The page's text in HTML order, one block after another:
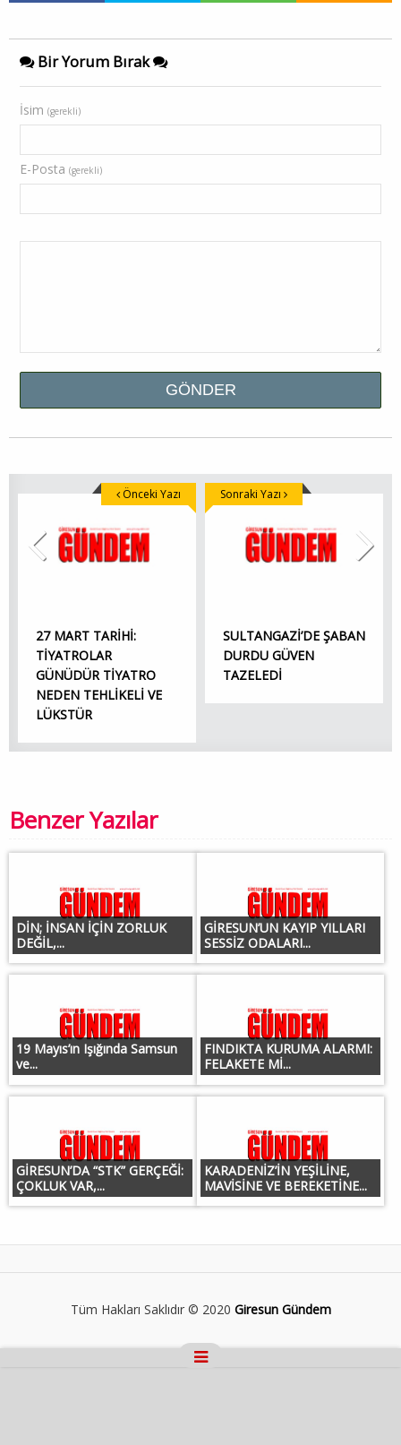
Bir Yorum Bırak
İsim (gerekli)
E-Posta (gerekli)
27 MART TARİHİ:
TİYATROLAR
GÜNÜDÜR TİYATRO
NEDEN TEHLİKELİ VE
LÜKSTÜR
Önceki Yazı
SULTANGAZİ’DE ŞABAN
DURDU GÜVEN
TAZELEDİ
Sonraki Yazı
Benzer Yazılar
DİN; İNSAN İÇİN ZORLUK
DEĞİL,...
GİRESUN’UN KAYIP YILLARI
SESSİZ ODALARI...
19 Mayıs’ın Işığında Samsun
ve...
FINDIKTA KURUMA ALARMI:
FELAKETE Mİ...
GİRESUN’DA “STK” GERÇEĞİ:
ÇOKLUK VAR,...
KARADENİZ’İN YEŞİLİNE,
MAVİSİNE VE BEREKETİNE...
Tüm Hakları Saklıdır © 2020 Giresun Gündem